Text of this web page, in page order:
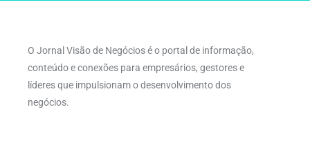
O Jornal Visão de Negócios é o portal de informação,
conteúdo e conexões para empresários, gestores e
líderes que impulsionam o desenvolvimento dos
negócios.